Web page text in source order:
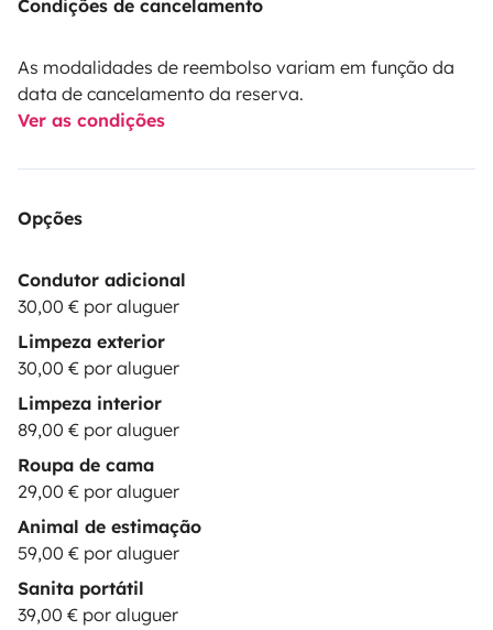
Condições de cancelamento
As modalidades de reembolso variam em função da
data de cancelamento da reserva.
Ver as condições
Opções
Condutor adicional
30,00 € por aluguer
Limpeza exterior
30,00 € por aluguer
Limpeza interior
89,00 € por aluguer
Roupa de cama
29,00 € por aluguer
Animal de estimação
59,00 € por aluguer
Sanita portátil
39,00 € por aluguer